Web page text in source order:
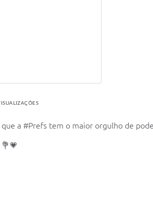
a #Prefs tem o maior orgulho de